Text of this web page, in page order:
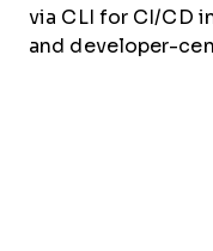
via CLI for CI/CD
and developer-